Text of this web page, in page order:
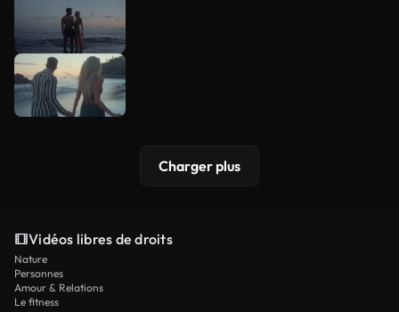
Charger plus
Vidéos libres de droits
Nature
Personnes
Amour & Relations
Le fitness